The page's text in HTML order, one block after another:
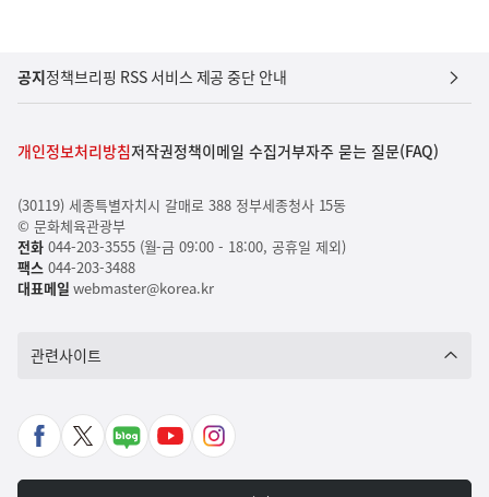
공지정책브리핑 RSS 서비스 제공 중단 안내
개인정보처리방침저작권정책이메일 수집거부자주 묻는 질문(FAQ)
(30119) 세종특별자치시 갈매로 388 정부세종청사 15동
© 문화체육관광부
전화044-203-3555 (월-금 09:00 - 18:00, 공휴일 제외)
팩스 044-203-3488
대표메일 webmaster@korea.kr
관련사이트
페
X
네
유
인